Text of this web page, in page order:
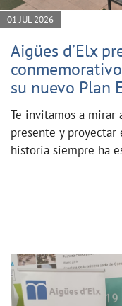
01 JUL 2026
Aigües d’Elx
su nuevo Plan
Te invitamos a mirar
presente y
historia siempre ha